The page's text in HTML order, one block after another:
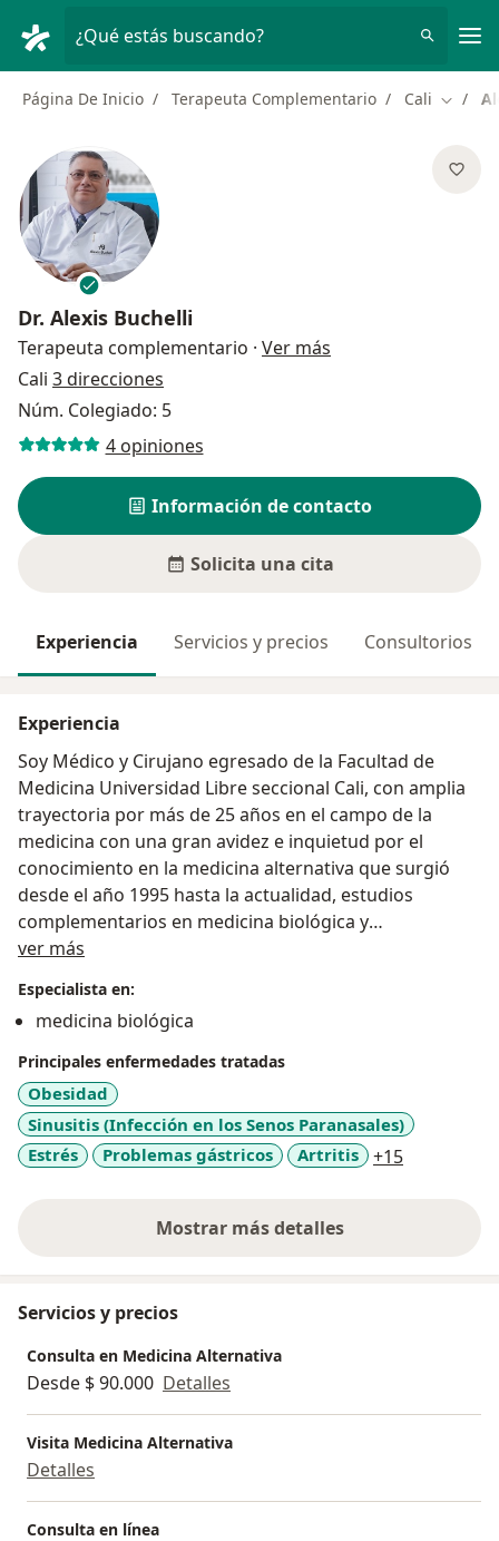
¿Qué estás buscando?
Página De Inicio Terapeuta Complementario Cali
Dr. Alexis Buchelli
Terapeuta complementario · Ver más
Cali 3 direcciones
Núm. Colegiado: 5
4 opiniones
Información de contacto
Solicita una cita
Experiencia Servicios y precios Consultorios
Experiencia
Soy Médico y Cirujano egresado de la Facultad de
Medicina Universidad Libre seccional Cali, con amplia
trayectoria por más de 25 años en el campo de la
medicina con una gran avidez e inquietud por el
conocimiento en la medicina alternativa que surgió
desde el año 1995 hasta la actualidad, estudios
complementarios en medicina biológica y
homotoxicologia, homeopatía y terapias no
Universidad Juan N Corpas, y es con esta formación,
donde puedo integrar los conocimientos científicos
occidentales con técnicas y conocimientos milenarios
ofreciendo diferentes alternativas terapéuticas con
altos estándares de calidad, eficacia y tolerabilidad.
ver más
Especialista en:
medicina biológica
Principales enfermedades tratadas
Obesidad
Sinusitis (Infección en los Senos Paranasales)
Estrés
Problemas gástricos Artritis +15
Mostrar más detalles
sobre la experiencia
Servicios y precios
Consulta en Medicina Alternativa
Desde $ 90.000 Detalles
Visita Medicina Alternativa
Detalles
Consulta en línea